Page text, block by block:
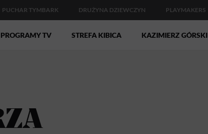
PUCHAR TYMBARK DRUŻYNA DZIEWCZYN PLAYMAKERS
PROGRAMY TV STREFA KIBICA KAZIMIERZ GÓRSKI